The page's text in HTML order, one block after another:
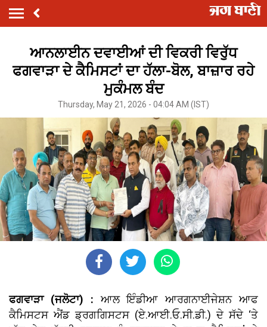
ਆਨਲਾਈਨ ਦਵਾਈਆਂ ਦੀ ਵਿਕਰੀ ਵਿਰੁੱਧ
ਫਗਵਾੜਾ ਦੇ ਕੈਮਿਸਟਾਂ ਦਾ ਹੱਲਾ-ਬੋਲ, ਬਾਜ਼ਾਰ ਰਹੇ
ਮੁਕੰਮਲ ਬੰਦ
Thursday, May 21, 2026 - 04:04 AM (IST)
ਫਗਵਾੜਾ (ਜਲੋਟਾ) : ਆਲ ਇੰਡੀਆ ਆਰਗਨਾਈਜੇਸ਼ਨ ਆਫ
ਕੈਮਿਸਟਸ ਐਂਡ ਡ੍ਰਗਗਿਸਟਸ (ਏ.ਆਈ.ਓ.ਸੀ.ਡੀ.) ਦੇ ਸੱਦੇ ‘ਤੇ